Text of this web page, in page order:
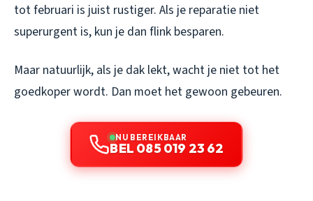
tot februari is juist rustiger. Als je reparatie niet
superurgent is, kun je dan flink besparen.
Maar natuurlijk, als je dak lekt, wacht je niet tot het
goedkoper wordt. Dan moet het gewoon gebeuren.
NU BEREIKBAAR
BEL 085 019 23 62